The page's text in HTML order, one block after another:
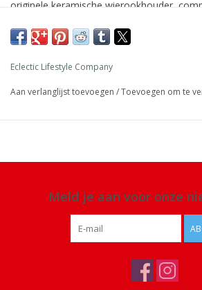
originele keramische wierookhouder,
geschenkdoos met 25 wierookstokjes.
Afmeting: verpakking 28 ,5 x 13 x 4 cm
Materiaal: keramiek
Eclectic Lifestyle Company
Aan verlanglijst toevoegen /Toevoegen om te
Meld je aan voor onze